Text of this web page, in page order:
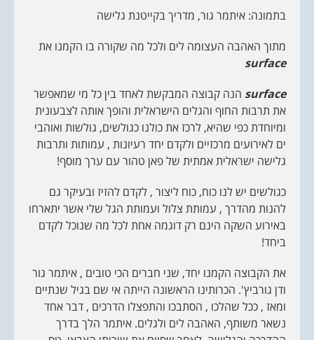
בתמונה: איתמר גור, מדריך בקייטנת גלישה
מתוך האהבה העצומה לים ולכל מה שקורה בו הקמנו את
surface
surface הנה קבוצה המבקשת לאחד בין כל מי שמאפשר
את תרבות החוף והגלים הישראלית והופך אותה לצבעונית
ומיוחדת כפי שהיא, לרכז את כולנו כגולשים, גולשות ואוהבי
ים לאירועים מרכזיים ולקדם יחד רעיונות , עמותות ותרבות
גלישה ישראלית אמתית של פאן טהור עם ערך מוסף!
כגולשים יש לנו כוח, כוח ליצור , לקדם להזיז ובעיקר גם
להנות מהדרך , עמותת צלול ועמותת הגל שלי אשר יתארחו
באירוע השקה הינם רק דוגמה אחת לכל מה שנוכל לקדם
ביחד!
את הקבוצה הקמנו יחד, שני חברים הכי טובים , איתמר גור
ודן גורביץ'. הכרותינו הראשונה הייתה אי שם בגיל שנתיים
ומאז , ככל שהלכו , הסתבכו והתפצלו הדרכים , דבר אחד
נשאר משותף, האהבה לים ולגלים. איתמר הלך בדרך